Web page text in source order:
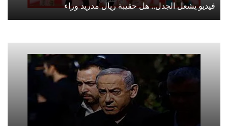
فيديو يشعل الجدل.. هل حقيبة ريال مدريد وراء